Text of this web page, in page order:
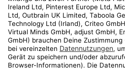
Kundenservice
Shop
Aktionen